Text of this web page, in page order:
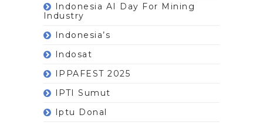
Indonesia AI Day For Mining
Industry
Indonesia’s
Indosat
IPPAFEST 2025
IPTI Sumut
Iptu Donal